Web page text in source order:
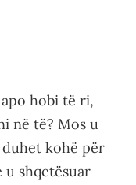
hobi të ri,
në të? Mos u
kohë për
shqetësuar